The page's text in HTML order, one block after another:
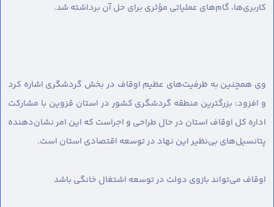
کاربری‌ها، گام‌های عملیاتی مؤثری برای حل آن برداشته شد.
وی همچنین به ظرفیت‌های عظیم اوقاف در بخش گردشگری اشاره کرد
و افزود: بزرگترین منطقه گردشگری کشور در استان قزوین با مشارکت
اداره کل اوقاف استان در حال طراحی و اجراست که این امر نشان‌دهنده
پتانسیل‌های بی‌نظیر این نهاد در توسعه اقتصادی استان است.
اوقاف می‌تواند بازوی دولت در توسعه اشتغال خانگی باشد